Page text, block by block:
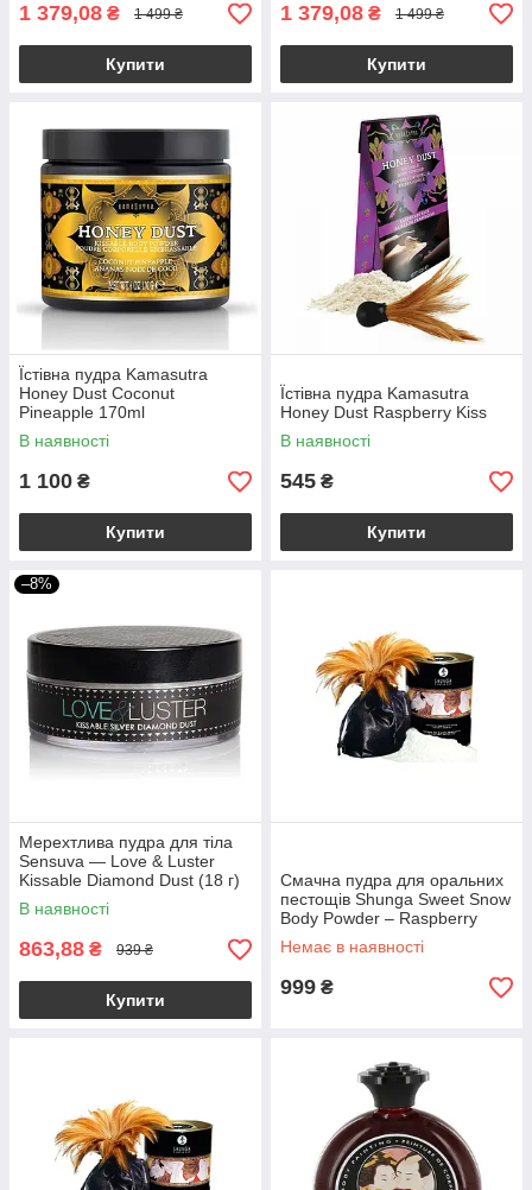
1 379,08 ₴ 1 499 ₴
Купити
1 379,08 ₴ 1 499 ₴
Купити
Їстівна пудра Kamasutra
Honey Dust Coconut
Pineapple 170ml
В наявності
1 100 ₴
Купити
Їстівна пудра Kamasutra
Honey Dust Raspberry Kiss
В наявності
545 ₴
Купити
–8%
Мерехтлива пудра для тіла
Sensuva — Love & Luster
Kissable Diamond Dust (18 г)
їстівна, без цукру
В наявності
863,88 ₴ 939 ₴
Купити
Смачна пудра для оральних
пестощів Shunga Sweet Snow
Body Powder – Raspberry
feeling (228 гр)
Немає в наявності
999 ₴